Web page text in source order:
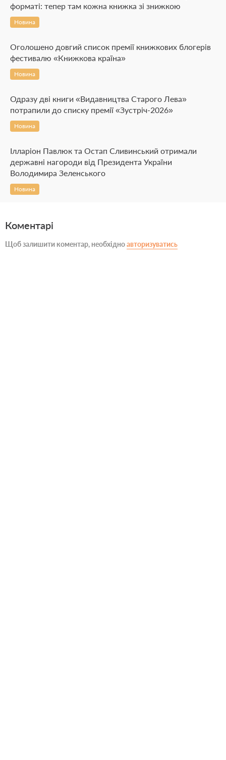
форматі: тепер там кожна книжка зі знижкою
Новина
Оголошено довгий список премії книжкових блогерів
фестивалю «Книжкова країна»
Новина
Одразу дві книги «Видавництва Старого Лева»
потрапили до списку премії «Зустріч-2026»
Новина
Ілларіон Павлюк та Остап Сливинський отримали
державні нагороди від Президента України
Володимира Зеленського
Новина
Коментарі
Щоб залишити коментар, необхідноавторизуватись